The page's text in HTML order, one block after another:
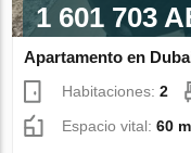
1 601 703
Apartamento en
Habitaciones:2
Espacio vital:60